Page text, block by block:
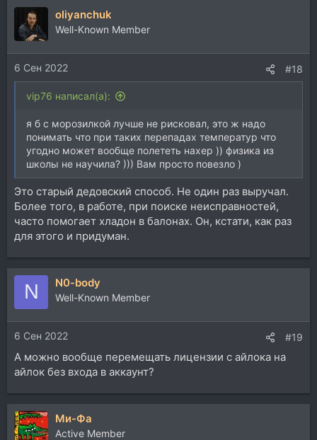
oliyanchuk
Well-Known Member
6 Сен 2022 #18
vip76 написал(а):
я б с морозилкой лучше не рисковал, это ж надо
понимать что при таких перепадах температур что
угодно может вообще полететь нахер )) физика из
школы не научила? ))) Вам просто повезло )
Это старый дедовский способ. Не один раз выручал.
Более того, в работе, при поиске неисправностей,
часто помогает хладон в балонах. Он, кстати, как раз
для этого и придуман.
N N0-body
Well-Known Member
6 Сен 2022 #19
А можно вообще перемещать лицензии с айлока на
айлок без входа в аккаунт?
Ми-Фа
Active Member